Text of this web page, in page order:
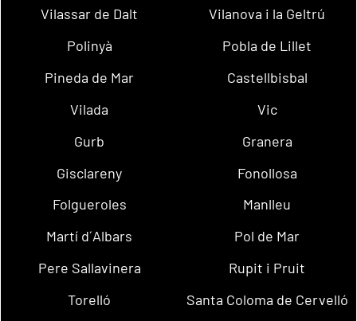
Vilassar de Dalt
Vilanova i la Geltrú
Polinyà
Pobla de Lillet
Pineda de Mar
Castellbisbal
Vilada
Vic
Gurb
Granera
Gisclareny
Fonollosa
Folgueroles
Manlleu
Martí d´Albars
Pol de Mar
Pere Sallavinera
Rupit i Pruit
Torelló
Santa Coloma de Cervelló